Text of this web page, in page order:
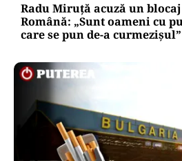
Radu Miruță acuză un
Română: „Sunt oameni cu
care se pun de-a curmezișul”